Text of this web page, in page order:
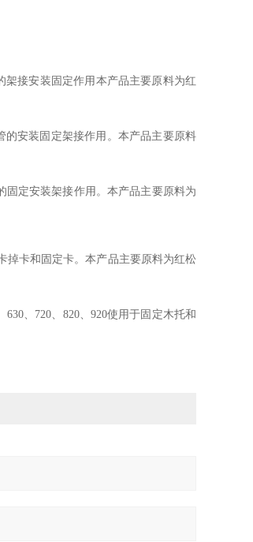
架接安装固定作用本产品主要原料为红
的安装固定架接作用。本产品主要原料
固定安装架接作用。本产品主要原料为
掉卡和固定卡。本产品主要原料为红松
630、720、820、920使用于固定木托和